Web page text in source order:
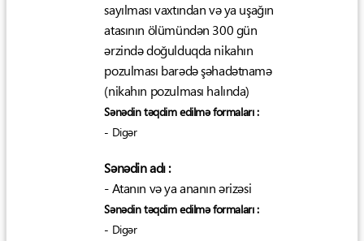
sayılması vaxtından və ya uşağın
atasının ölümündən 300 gün
ərzində doğulduqda nikahın
pozulması barədə şəhadətnamə
(nikahın pozulması halında)
Sənədin təqdim edilmə formaları :
- Digər
Sənədin adı :
- Atanın və ya ananın ərizəsi
Sənədin təqdim edilmə formaları :
- Digər